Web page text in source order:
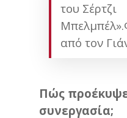
του Σέρτζι
από τον
Πώς
συνεργασία;